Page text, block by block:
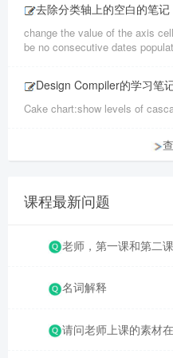
去除分类轴上的空白的笔记
change the value of the axis
be no consecutive dates
Design Compiler的学习笔
Cake chart:show levels of
课程最新问题
老师，第一课和第二
名词解释
请问老师上课的素材